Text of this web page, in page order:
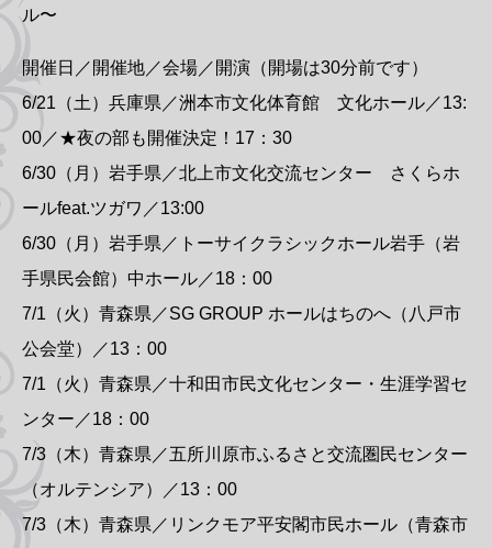
ル〜
開催日／開催地／会場／開演（開場は30分前です）
6/21（土）兵庫県／洲本市文化体育館 文化ホール／13:
00／★夜の部も開催決定！17：30
6/30（月）岩手県／北上市文化交流センター さくらホ
ールfeat.ツガワ／13:00
6/30（月）岩手県／トーサイクラシックホール岩手（岩
手県民会館）中ホール／18：00
7/1（火）青森県／SG GROUP ホールはちのへ（八戸市
公会堂）／13：00
7/1（火）青森県／十和田市民文化センター・生涯学習セ
ンター／18：00
7/3（木）青森県／五所川原市ふるさと交流圏民センター
（オルテンシア）／13：00
7/3（木）青森県／リンクモア平安閣市民ホール（青森市